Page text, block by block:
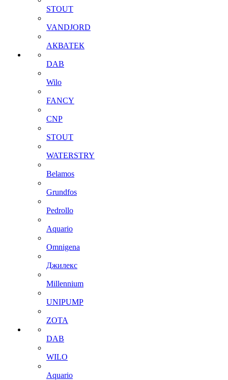
STOUT
VANDJORD
АКВАТЕК
DAB
Wilo
FANCY
CNP
STOUT
WATERSTRY
Belamos
Grundfos
Pedrollo
Aquario
Omnigena
Джилекс
Millennium
UNIPUMP
ZOTA
DAB
WILO
Aquario